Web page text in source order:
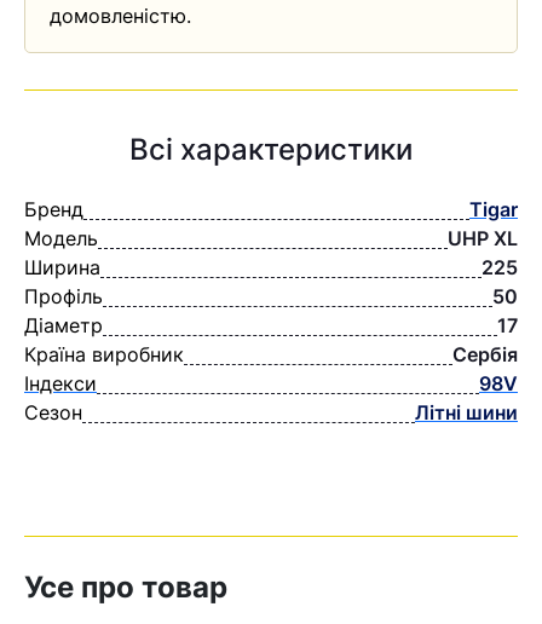
домовленістю.
Всі характеристики
Бренд
Tigar
Модель
UHP XL
Ширина
225
Профіль
50
Діаметр
17
Країна виробник
Сербія
Індекси
98V
Сезон
Літні шини
Усе про товар